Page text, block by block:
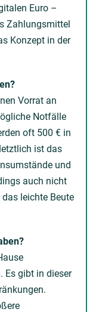
Euro –
Zahlungsmittel
Konzept in der
Vorrat an
Notfälle
oft 500 € in
ist das
und
auch nicht
leichte Beute
Es gibt in dieser